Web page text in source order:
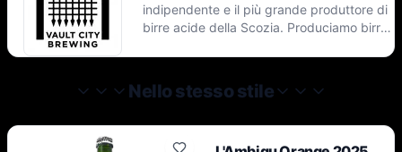
indipendente e il più grande produttore di
birre acide della Scozia. Produciamo birre
dedichiamo a un'esplorazione senza sosta
nel campo della produzione della birra. La
Nello stesso stile